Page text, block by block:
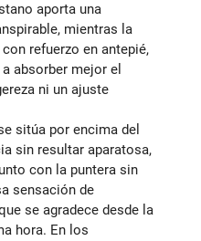
aporta una
mientras la
refuerzo en antepié,
absorber mejor el
ni un ajuste
sitúa por encima del
sin resultar aparatosa,
con la puntera sin
sensación de
se agradece desde la
hora. En los